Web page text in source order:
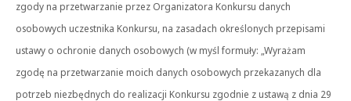
zgody na przetwarzanie przez Organizatora Konkursu danych
osobowych uczestnika Konkursu, na zasadach określonych przepisami
ustawy o ochronie danych osobowych (w myśl formuły: „Wyrażam
zgodę na przetwarzanie moich danych osobowych przekazanych dla
potrzeb niezbędnych do realizacji Konkursu zgodnie z ustawą z dnia 29